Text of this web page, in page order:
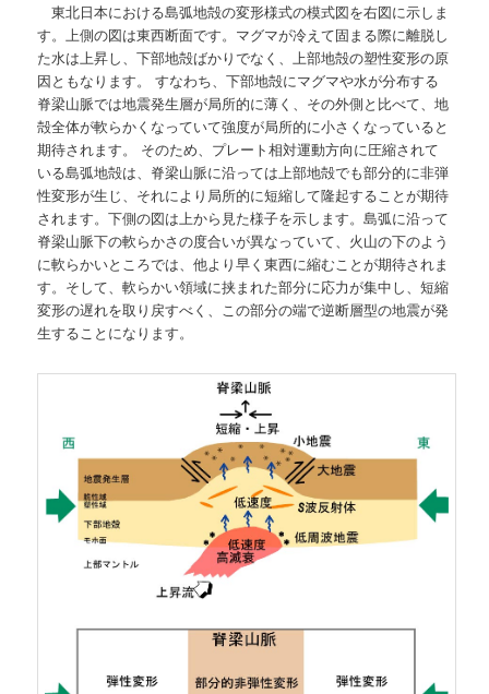
東北日本における島弧地殻の変形様式の模式図を右図に示しま
す。上側の図は東西断面です。マグマが冷えて固まる際に離脱し
た水は上昇し、下部地殻ばかりでなく、上部地殻の塑性変形の原
因ともなります。 すなわち、下部地殻にマグマや水が分布する
脊梁山脈では地震発生層が局所的に薄く、その外側と比べて、地
殻全体が軟らかくなっていて強度が局所的に小さくなっていると
期待されます。 そのため、プレート相対運動方向に圧縮されて
いる島弧地殻は、脊梁山脈に沿っては上部地殻でも部分的に非弾
性変形が生じ、それにより局所的に短縮して隆起することが期待
されます。下側の図は上から見た様子を示します。島弧に沿って
脊梁山脈下の軟らかさの度合いが異なっていて、火山の下のよう
に軟らかいところでは、他より早く東西に縮むことが期待されま
す。そして、軟らかい領域に挟まれた部分に応力が集中し、短縮
変形の遅れを取り戻すべく、この部分の端で逆断層型の地震が発
生することになります。